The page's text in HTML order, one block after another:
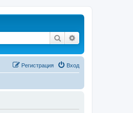
Поиск
Вход
Регистрация